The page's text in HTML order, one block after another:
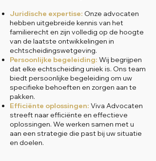
Juridische expertise: Onze advocaten
hebben uitgebreide kennis van het
familierecht en zijn volledig op de hoogte
van de laatste ontwikkelingen in
echtscheidingswetgeving.
Persoonlijke begeleiding: Wij begrijpen
dat elke echtscheiding uniek is. Ons team
biedt persoonlijke begeleiding om uw
specifieke behoeften en zorgen aan te
pakken.
Efficiënte oplossingen: Viva Advocaten
streeft naar efficiënte en effectieve
oplossingen. We werken samen met u
aan een strategie die past bij uw situatie
en doelen.